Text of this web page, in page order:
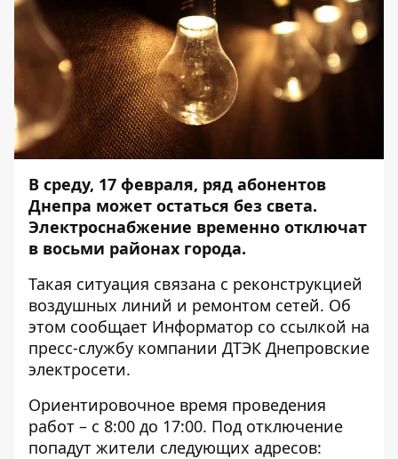
В среду, 17 февраля, ряд абонентов
Днепра может остаться без света.
Электроснабжение временно отключат
в восьми районах города.
Такая ситуация связана с реконструкцией
воздушных линий и ремонтом сетей. Об
этом сообщает Информатор со ссылкой на
пресс-службу компании ДТЭК Днепровские
электросети.
Ориентировочное время проведения
работ – с 8:00 до 17:00. Под отключение
попадут жители следующих адресов: